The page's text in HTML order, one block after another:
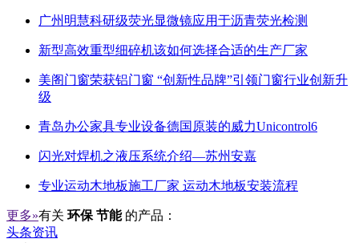
广州明慧科研级荧光显微镜应用于沥青荧光检测
新型高效重型细碎机该如何选择合适的生产厂家
美阁门窗荣获铝门窗 “创新性品牌”引领门窗行业创新升
级
青岛办公家具专业设备德国原装的威力Unicontrol6
闪光对焊机之液压系统介绍—苏州安嘉
专业运动木地板施工厂家 运动木地板安装流程
更多»有关 环保 节能 的产品：
头条资讯